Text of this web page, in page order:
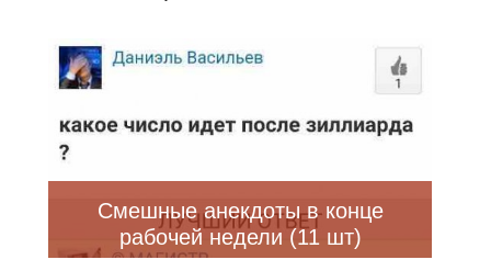
Смешные анекдоты в конце
рабочей недели (11 шт)